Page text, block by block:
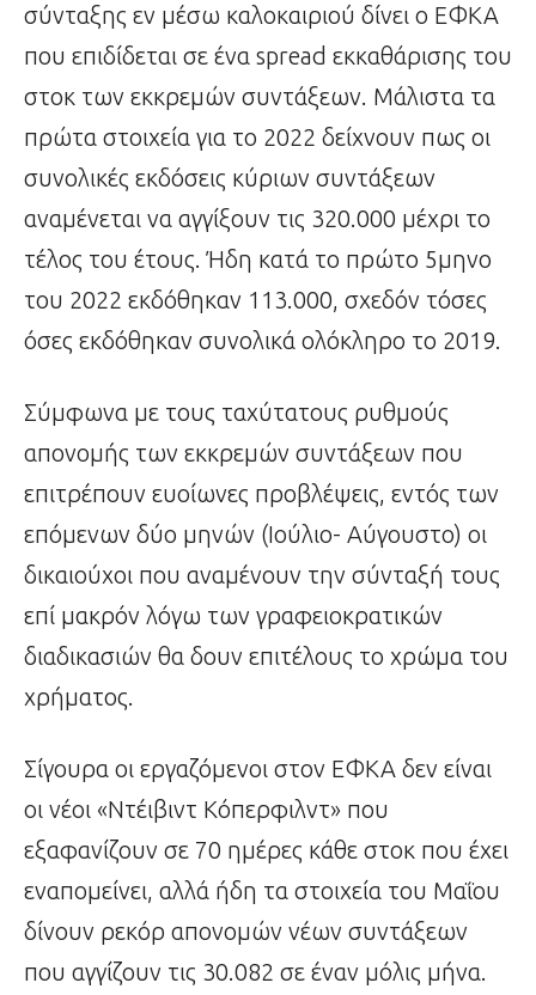
σύνταξης εν μέσω καλοκαιριού δίνει ο ΕΦΚΑ
που επιδίδεται σε ένα spread εκκαθάρισης του
στοκ των εκκρεμών συντάξεων. Μάλιστα τα
πρώτα στοιχεία για το 2022 δείχνουν πως οι
συνολικές εκδόσεις κύριων συντάξεων
αναμένεται να αγγίξουν τις 320.000 μέχρι το
τέλος του έτους. Ήδη κατά το πρώτο 5μηνο
του 2022 εκδόθηκαν 113.000, σχεδόν τόσες
όσες εκδόθηκαν συνολικά ολόκληρο το 2019.
Σύμφωνα με τους ταχύτατους ρυθμούς
απονομής των εκκρεμών συντάξεων που
επιτρέπουν ευοίωνες προβλέψεις, εντός των
επόμενων δύο μηνών (Ιούλιο- Αύγουστο) οι
δικαιούχοι που αναμένουν την σύνταξή τους
επί μακρόν λόγω των γραφειοκρατικών
διαδικασιών θα δουν επιτέλους το χρώμα του
χρήματος.
Σίγουρα οι εργαζόμενοι στον ΕΦΚΑ δεν είναι
οι νέοι «Ντέιβιντ Κόπερφιλντ» που
εξαφανίζουν σε 70 ημέρες κάθε στοκ που έχει
εναπομείνει, αλλά ήδη τα στοιχεία του Μαΐου
δίνουν ρεκόρ απονομών νέων συντάξεων
που αγγίζουν τις 30.082 σε έναν μόλις μήνα.